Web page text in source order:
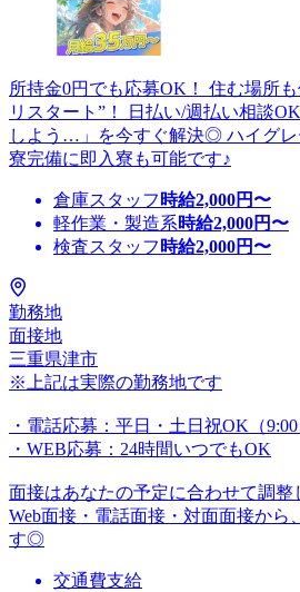
所持金0円でも応募OK！ 住む場所
リスタート”！ 日払い/週払い相談
しよう…」を今すぐ解決◎ ハイグレ
寮完備に即入寮も可能です♪
倉庫スタッフ 時給2,000円〜
軽作業・製造系時給2,000円〜
検査スタッフ 時給2,000円〜
勤務地
面接地
三重県津市
※上記は実際の勤務地です
・電話応募：平日・土日祝OK（9:00
・WEB応募：24時間いつでもOK
面接はあなたの予定に合わせて調整
Web面接・電話面接・対面面接から
す◎
交通費支給